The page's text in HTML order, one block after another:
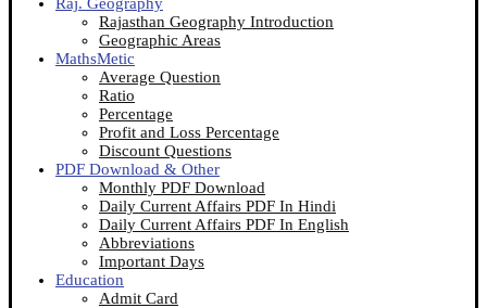
Rajasthan Geography Introduction
Geographic Areas
MathsMetic
Average Question
Ratio
Percentage
Profit and Loss Percentage
Discount Questions
PDF Download & Other
Monthly PDF Download
Daily Current Affairs PDF In Hindi
Daily Current Affairs PDF In English
Abbreviations
Important Days
Education
Admit Card